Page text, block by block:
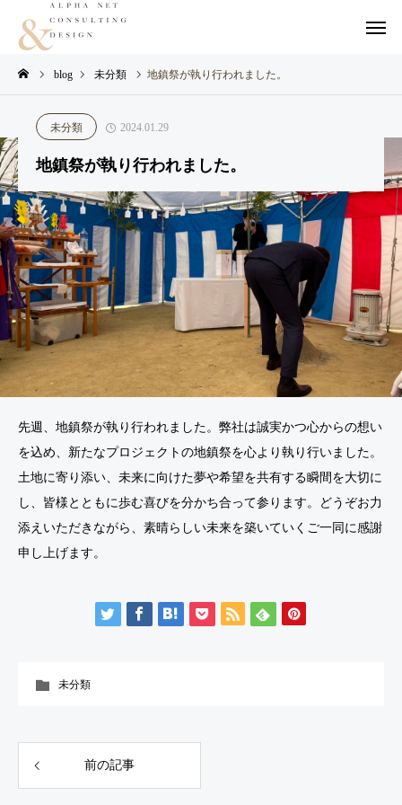
blog 未分類 地鎮祭が執り行われました。
未分類 2024.01.29
地鎮祭が執り行われました。
先週、地鎮祭が執り行われました。弊社は誠実かつ心からの想い
を込め、新たなプロジェクトの地鎮祭を心より執り行いました。
土地に寄り添い、未来に向けた夢や希望を共有する瞬間を大切に
し、皆様とともに歩む喜びを分かち合って参ります。どうぞお力
添えいただきながら、素晴らしい未来を築いていくご一同に感謝
申し上げます。
未分類
前の記事